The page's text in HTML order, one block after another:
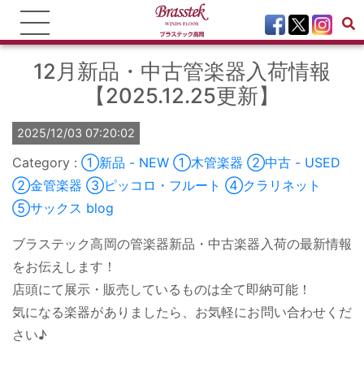
12月新品・中古管楽器入荷情報
【2025.12.25更新】
2025/12/03 07:20:02
①新品 - NEW ①木管楽器 ②中古 - USED
②金管楽器 ③ピッコロ・フルート ④クラリネット
⑤サックス blog
ブラステック高岡の管楽器新品・中古楽器入荷の最新情報
をお伝えします！
店頭にて展示・販売しているものは全て即納可能！
気になる楽器がありましたら、お気軽にお問い合わせくだ
さい♪